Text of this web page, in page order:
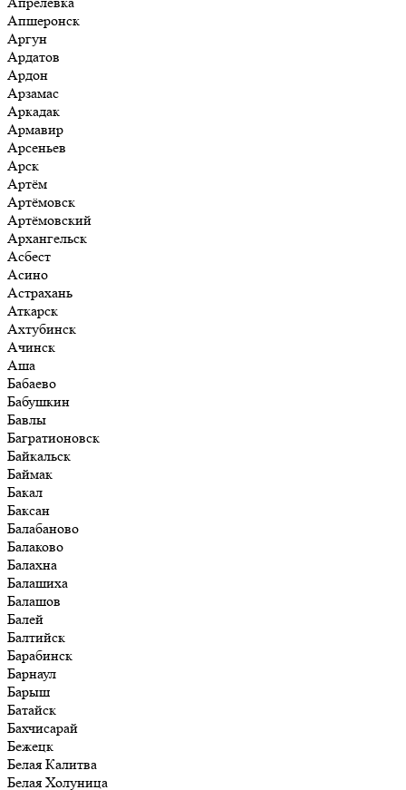
Апшеронск
Аргун
Ардатов
Ардон
Арзамас
Аркадак
Армавир
Арсеньев
Арск
Артём
Артёмовск
Артёмовский
Архангельск
Асбест
Асино
Астрахань
Аткарск
Ахтубинск
Ачинск
Аша
Бабаево
Бабушкин
Бавлы
Багратионовск
Байкальск
Баймак
Бакал
Баксан
Балабаново
Балаково
Балахна
Балашиха
Балашов
Балей
Балтийск
Барабинск
Барнаул
Барыш
Батайск
Бахчисарай
Бежецк
Белая Калитва
Белая Холуница